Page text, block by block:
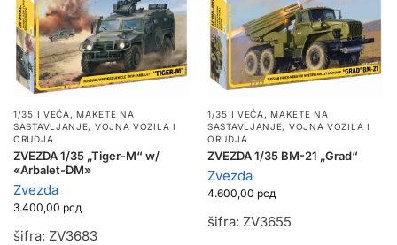
1/35 I VEĆA ,MAKETE NA
SASTAVLJANJE, VOJNA VOZILA I
ORUDJA
ZVEZDA 1/35 „Tiger-M“ w/
«Arbalet-DM»
Zvezda
3.400,00 рсд
šifra: ZV3683
1/35 I VEĆA ,MAKETE NA
SASTAVLJANJE, VOJNA VOZILA I
ORUDJA
ZVEZDA 1/35 BM-21 „Grad“
Zvezda
4.600,00 рсд
šifra: ZV3655